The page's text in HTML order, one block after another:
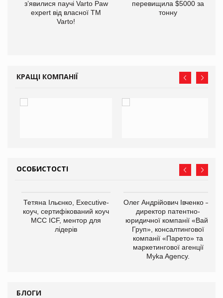
з’явилися паучі Varto Paw
expert від власної ТМ
Varto!
перевищила $5000 за
тонну
КРАЩІ КОМПАНІЇ
ОСОБИСТОСТІ
Тетяна Ільєнко, Executive-
коуч, сертифікований коуч
МСС ICF, ментор для
лідерів
Олег Андрійович Івченко —
директор патентно-
юридичної компанії «Вайз
Груп», консалтингової
компанії «Парето» та
маркетингової агенції
Myka Agency.
БЛОГИ